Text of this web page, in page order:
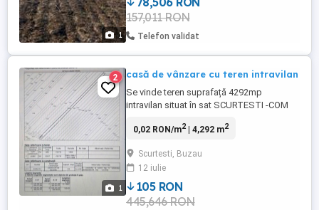
1
proprietare , pret 15000 euro.
157,011 RON
Telefon validat
1
2 casă de vânzare cu teren intravilan
Se vinde teren suprafață 4292mp
intravilan situat în sat SCURTESTI -COM
bătrâneasca 4 camere casa fiind locuibila
naturale (branșament la poarta) -
proprietatea este situata pe drumul
principal Scurtesti
0,02 RON/m2| 4,292 m2
Scurtesti, Buzau
12 iulie
105 RON
445,646 RON